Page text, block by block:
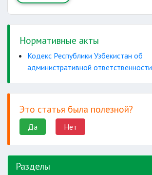
Нормативные акты
Кодекс Республики Узбекистан об
административной ответственности
Это статья была полезной?
Да Нет
Разделы